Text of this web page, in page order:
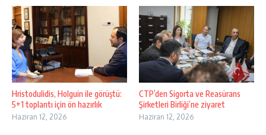
Hristodulidis, Holguin ile görüştü:
5+1 toplantı için ön hazırlık
Haziran 12, 2026
CTP’den Sigorta ve Reasürans
Şirketleri Birliği’ne ziyaret
Haziran 12, 2026